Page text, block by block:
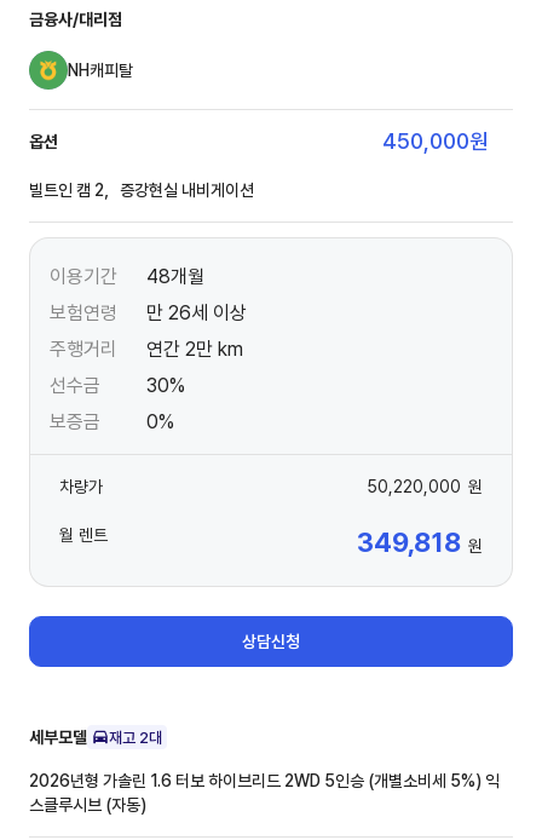
금융사/대리점
NH캐피탈
옵션 450,000원
빌트인 캠 2，증강현실 내비게이션
이용기간
48개월
보험연령
만 26세 이상
주행거리
연간 2만 km
선수금
30%
보증금
0%
차량가 50,220,000 원
월 렌트 349,818 원
상담신청
세부모델 재고 2대
2026년형 가솔린 1.6 터보 하이브리드 2WD 5인승 (개별소비세 5%)익
스클루시브 (자동)